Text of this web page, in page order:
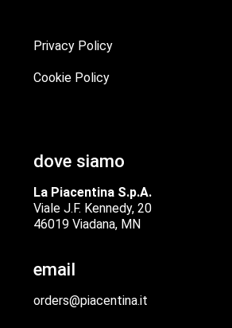
Privacy Policy
Cookie Policy
dove siamo
La Piacentina S.p.A.
Viale J.F. Kennedy, 20
46019 Viadana, MN
email
orders@piacentina.it